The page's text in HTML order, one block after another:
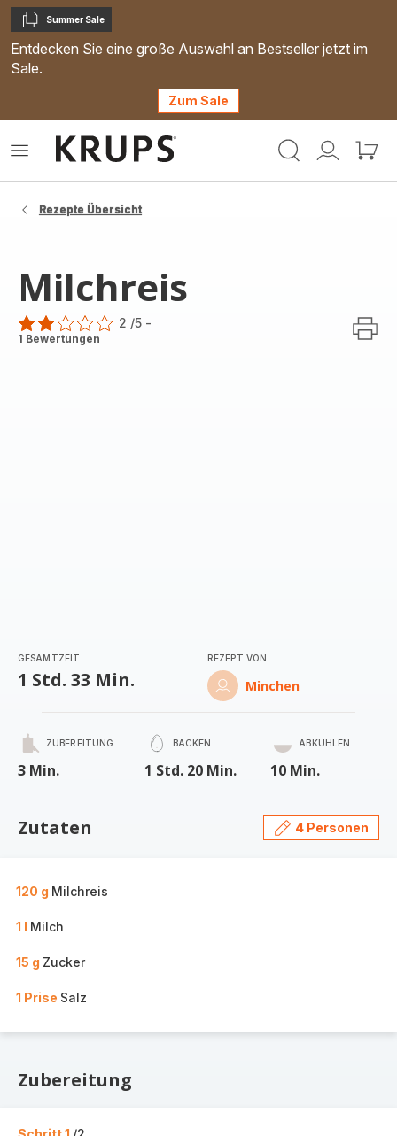
Kopieren
Summer Sale
Entdecken Sie eine große Auswahl an Bestseller jetzt im
Sale.
Zum Sale
Mein
Mein
Das
Rezepte Übersicht
Milchreis
Bewertung
2 /5 -
1 Bewertungen
GESAMTZEIT
1 Std. 33 Min.
REZEPT VON
Minchen
ZUBEREITUNG
3 Min.
BACKEN
1 Std. 20 Min.
ABKÜHLEN
10 Min.
Zutaten 4 Personen
120 g Milchreis
1 l Milch
15 g Zucker
1 Prise Salz
Zubereitung